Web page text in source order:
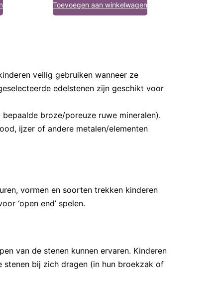
Toevoegen aan winkelwagen
veilig gebruiken wanneer ze
edelstenen zijn geschikt voor
broze/poreuze ruwe mineralen).
ijzer of andere metalen/elementen
vormen en soorten trekken kinderen
‘open end’ spelen.
van de stenen kunnen ervaren. Kinderen
stenen bij zich dragen (in hun broekzak of